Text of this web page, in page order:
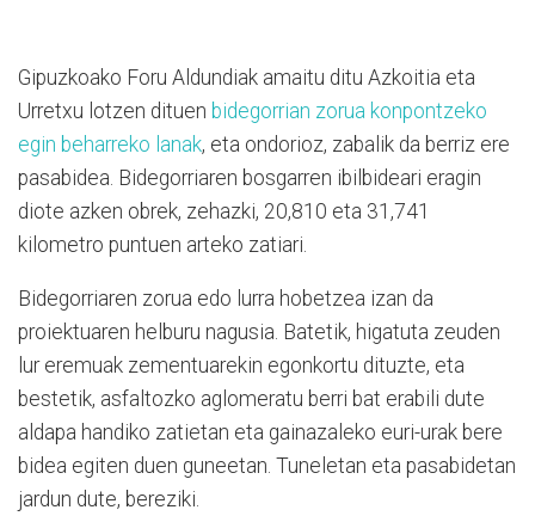
Gipuzkoako Foru Aldundiak amaitu ditu Azkoitia eta
Urretxu lotzen dituen bidegorrian zorua konpontzeko
egin beharreko lanak, eta ondorioz, zabalik da berriz ere
pasabidea. Bidegorriaren bosgarren ibilbideari eragin
diote azken obrek, zehazki, 20,810 eta 31,741
kilometro puntuen arteko zatiari.
Bidegorriaren zorua edo lurra hobetzea izan da
proiektuaren helburu nagusia. Batetik, higatuta zeuden
lur eremuak zementuarekin egonkortu dituzte, eta
bestetik, asfaltozko aglomeratu berri bat erabili dute
aldapa handiko zatietan eta gainazaleko euri-urak bere
bidea egiten duen guneetan. Tuneletan eta pasabidetan
jardun dute, bereziki.